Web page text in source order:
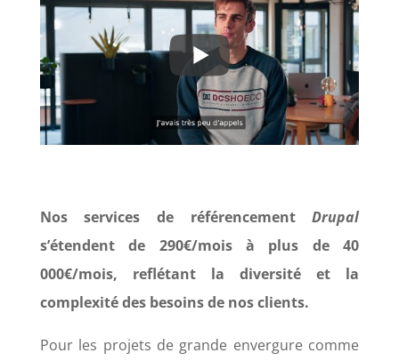
Nos services de référencementDrupal
s’étendent de 290€/mois à plus de 40
000€/mois, reflétant la diversité et la
complexité des besoins de nos clients.
Pour les projets de grande envergure comme